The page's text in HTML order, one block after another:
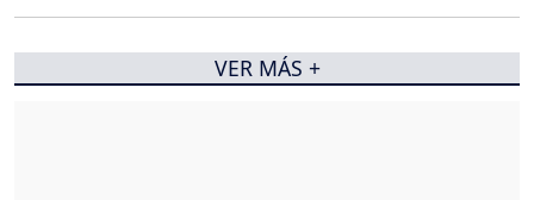
VER MÁS +